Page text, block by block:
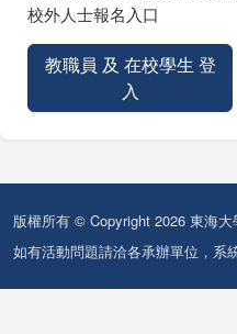
校外人士報名入口
教職員 及 在校學生 登
入
版權所有 © Copyright 2026 東海
如有活動問題請洽各承辦單位，系